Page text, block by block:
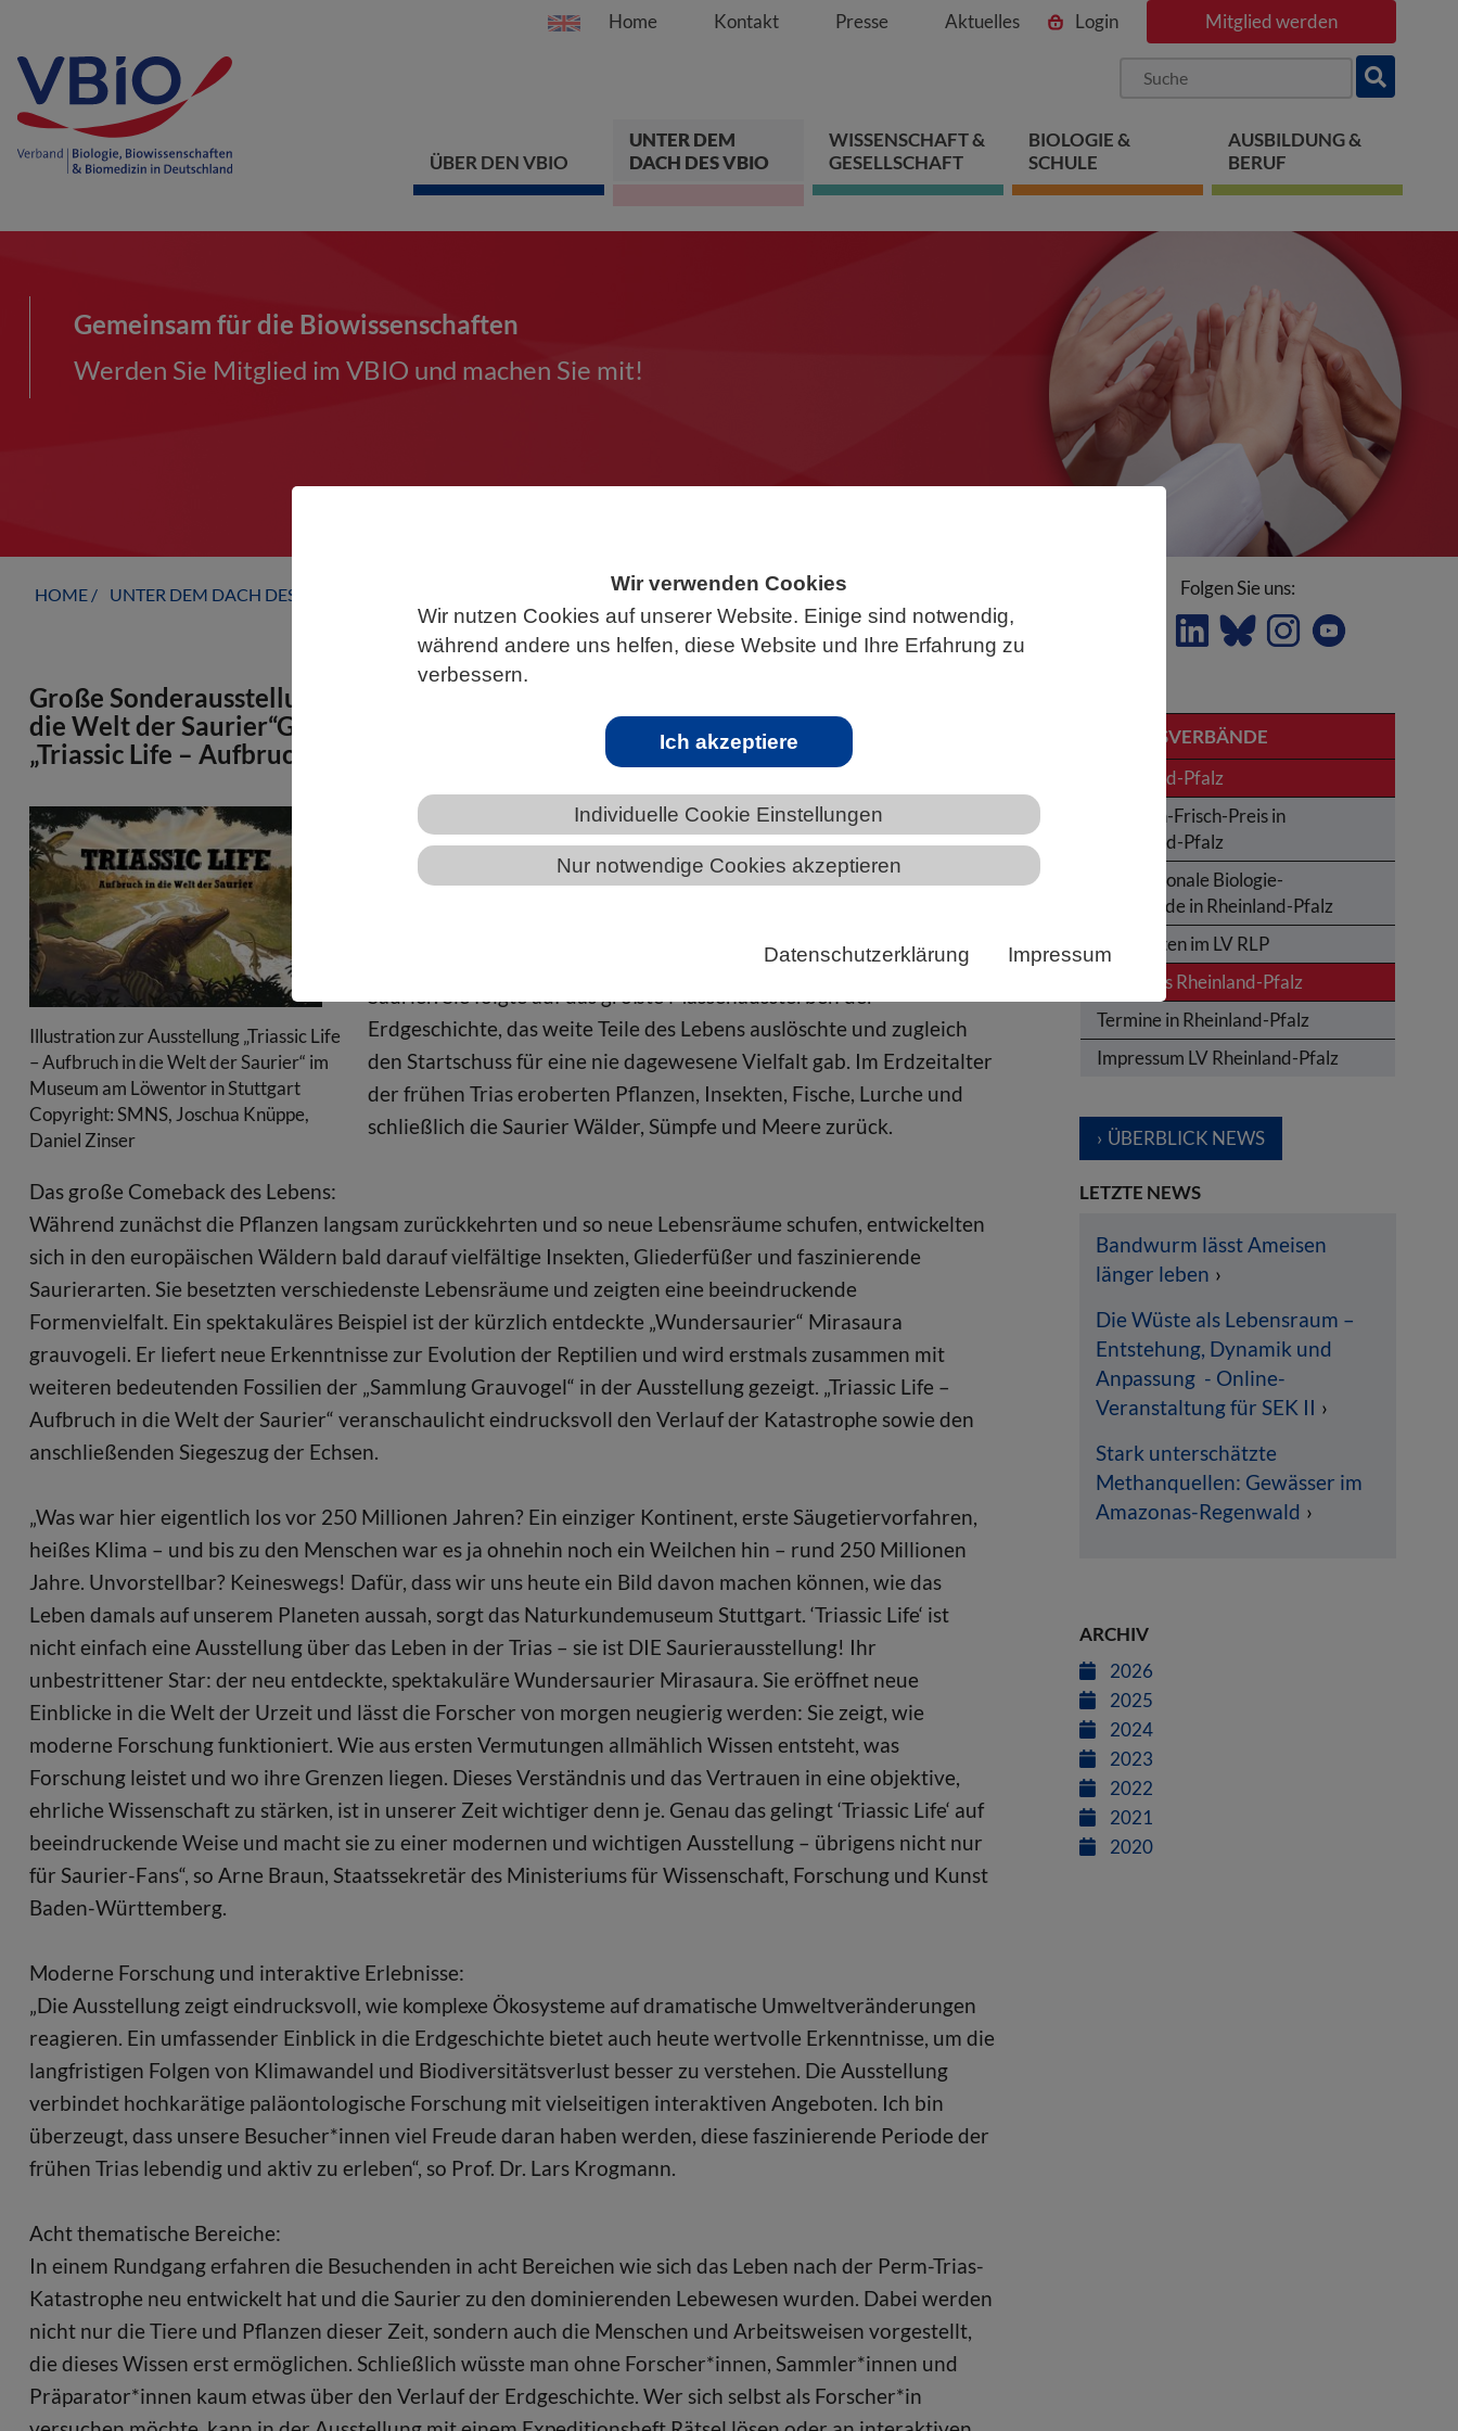
Wir verwenden Cookies
Wir nutzen Cookies auf unserer Website. Einige sind notwendig,
während andere uns helfen, diese Website und Ihre Erfahrung zu
verbessern.
Ich akzeptiere
Individuelle Cookie Einstellungen
Nur notwendige Cookies akzeptieren
Datenschutzerklärung Impressum
Springe direkt zu:
Zum Hauptinhalt springen
Zur Hauptnavigation springen
Zur Footer-Navigation springen
Home Kontakt Presse Aktuelles Login Mitglied werden
ÜBER DEN VBIO
UNTER DEM
DACH DES VBIO
WISSENSCHAFT &
GESELLSCHAFT
BIOLOGIE &
SCHULE
AUSBILDUNG &
BERUF
Gemeinsam für die Biowissenschaften
Werden Sie Mitglied im VBIO und machen Sie mit!
HOME UNTER DEM DACH DES VBIO RHEINLAND-PFALZ NEWS AUS RHEINLAND-PFALZ
Große Sonderausstellung des Landes Baden-Württemberg „Triassic Life – Aufbruch in
die Welt der Saurier“Große Sonderausstellung des Landes Baden-Württemberg
„Triassic Life – Aufbruch in die Welt der Saurier“
Illustration zur Ausstellung „Triassic Life
– Aufbruch in die Welt der Saurier“ im
Museum am Löwentor in Stuttgart
Copyright: SMNS, Joschua Knüppe,
Daniel Zinser
Die Große Sonderausstellung des Landes Baden-Württemberg
„Triassic Life – Aufbruch in die Welt der Saurier“ ist eröffnet und bis
zum 07.06.2026 im Naturkundemuseum Stuttgart - Museum am
Vor rund 252 Millionen Jahren begann mit der Trias die Ära der
Saurier. Sie folgte auf das größte Massenaussterben der
Erdgeschichte, das weite Teile des Lebens auslöschte und zugleich
den Startschuss für eine nie dagewesene Vielfalt gab. Im Erdzeitalter
der frühen Trias eroberten Pflanzen, Insekten, Fische, Lurche und
schließlich die Saurier Wälder, Sümpfe und Meere zurück.
Das große Comeback des Lebens:
Während zunächst die Pflanzen langsam zurückkehrten und so neue Lebensräume schufen, entwickelten
sich in den europäischen Wäldern bald darauf vielfältige Insekten, Gliederfüßer und faszinierende
Saurierarten. Sie besetzten verschiedenste Lebensräume und zeigten eine beeindruckende
Formenvielfalt. Ein spektakuläres Beispiel ist der kürzlich entdeckte „Wundersaurier“ Mirasaura
grauvogeli. Er liefert neue Erkenntnisse zur Evolution der Reptilien und wird erstmals zusammen mit
weiteren bedeutenden Fossilien der „Sammlung Grauvogel“ in der Ausstellung gezeigt. „Triassic Life –
Aufbruch in die Welt der Saurier“ veranschaulicht eindrucksvoll den Verlauf der Katastrophe sowie den
anschließenden Siegeszug der Echsen.
„Was war hier eigentlich los vor 250 Millionen Jahren? Ein einziger Kontinent, erste Säugetiervorfahren,
heißes Klima – und bis zu den Menschen war es ja ohnehin noch ein Weilchen hin – rund 250 Millionen
Jahre. Unvorstellbar? Keineswegs! Dafür, dass wir uns heute ein Bild davon machen können, wie das
Leben damals auf unserem Planeten aussah, sorgt das Naturkundemuseum Stuttgart. ‘Triassic Life‘ ist
nicht einfach eine Ausstellung über das Leben in der Trias – sie ist DIE Saurierausstellung! Ihr
unbestrittener Star: der neu entdeckte, spektakuläre Wundersaurier Mirasaura. Sie eröffnet neue
Einblicke in die Welt der Urzeit und lässt die Forscher von morgen neugierig werden: Sie zeigt, wie
moderne Forschung funktioniert. Wie aus ersten Vermutungen allmählich Wissen entsteht, was
Forschung leistet und wo ihre Grenzen liegen. Dieses Verständnis und das Vertrauen in eine objektive,
ehrliche Wissenschaft zu stärken, ist in unserer Zeit wichtiger denn je. Genau das gelingt ‘Triassic Life‘ auf
beeindruckende Weise und macht sie zu einer modernen und wichtigen Ausstellung – übrigens nicht nur
für Saurier-Fans“, so Arne Braun, Staatssekretär des Ministeriums für Wissenschaft, Forschung und Kunst
Baden-Württemberg.
Moderne Forschung und interaktive Erlebnisse:
„Die Ausstellung zeigt eindrucksvoll, wie komplexe Ökosysteme auf dramatische Umweltveränderungen
reagieren. Ein umfassender Einblick in die Erdgeschichte bietet auch heute wertvolle Erkenntnisse, um die
langfristigen Folgen von Klimawandel und Biodiversitätsverlust besser zu verstehen. Die Ausstellung
verbindet hochkarätige paläontologische Forschung mit vielseitigen interaktiven Angeboten. Ich bin
überzeugt, dass unsere Besucher*innen viel Freude daran haben werden, diese faszinierende Periode der
frühen Trias lebendig und aktiv zu erleben“, so Prof. Dr. Lars Krogmann.
Acht thematische Bereiche:
In einem Rundgang erfahren die Besuchenden in acht Bereichen wie sich das Leben nach der Perm-Trias-
Katastrophe neu entwickelt hat und die Saurier zu den dominierenden Lebewesen wurden. Dabei werden
nicht nur die Tiere und Pflanzen dieser Zeit, sondern auch die Menschen und Arbeitsweisen vorgestellt,
die dieses Wissen erst ermöglichen. Schließlich wüsste man ohne Forscher*innen, Sammler*innen und
Präparator*innen kaum etwas über den Verlauf der Erdgeschichte. Wer sich selbst als Forscher*in
Folgen Sie uns:
LANDESVERBÄNDE
Rheinland-Pfalz
Karl-von-Frisch-Preis in
Rheinland-Pfalz
Internationale Biologie-
Olympiade in Rheinland-Pfalz
Aktivitäten im LV RLP
News aus Rheinland-Pfalz
Termine in Rheinland-Pfalz
Impressum LV Rheinland-Pfalz
ÜBERBLICK NEWS
LETZTE NEWS
Bandwurm lässt Ameisen
länger leben
Die Wüste als Lebensraum –
Entstehung, Dynamik und
Anpassung - Online-
Veranstaltung für SEK II
Stark unterschätzte
Methanquellen: Gewässer im
Amazonas-Regenwald
ARCHIV
2026
2025
2024
2023
2022
2021
2020